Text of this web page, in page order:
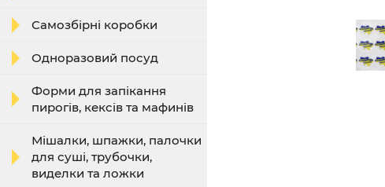
Самозбірні коробки
Одноразовий посуд
Форми для запікання
пирогів, кексів та мафинів
Мішалки, шпажки, палочки
для суші, трубочки,
виделки та ложки